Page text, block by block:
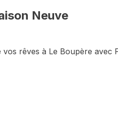
Neuve
vos rêves à Le Boupère avec